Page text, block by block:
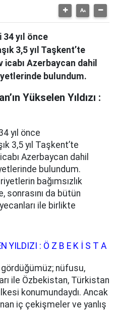
34 yıl önce
3,5 yıl Taşkent’te
icabı Azerbaycan dahil
bulundum.
Yükselen Yıldızı :
yıl önce
3,5 yıl Taşkent’te
Azerbaycan dahil
bulundum.
bağımsızlık
sonrasını da bütün
ile birlikte
gördüğümüz; nüfusu,
ile Özbekistan, Türkistan
konumundaydı. Ancak
iç çekişmeler ve yanlış